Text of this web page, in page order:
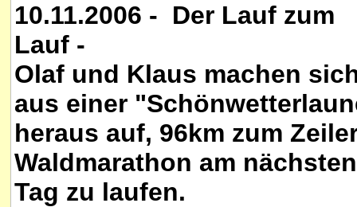
10.11.2006 - Der Lauf zum
Lauf -
Olaf und Klaus machen
aus einer
heraus auf, 96km zum
Waldmarathon am nächsten
Tag zu laufen.